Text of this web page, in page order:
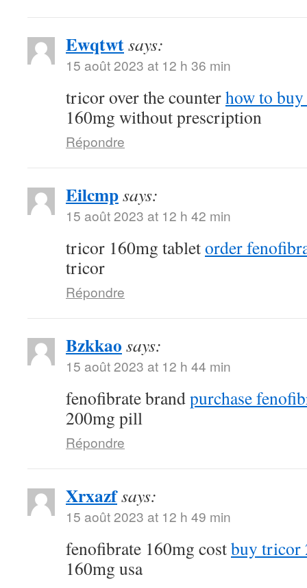
Ewqtwtsays:
15 août 2023 at 12 h 36 min
tricor over the counterhow to
160mg without prescription
Répondre
Eilcmpsays:
15 août 2023 at 12 h 42 min
tricor 160mg tabletorder
tricor
Répondre
Bzkkao says:
15 août 2023 at 12 h 44 min
fenofibrate brandpurchase
200mg pill
Répondre
Xrxazfsays:
15 août 2023 at 12 h 49 min
fenofibrate 160mg costbuy tricor
160mg usa